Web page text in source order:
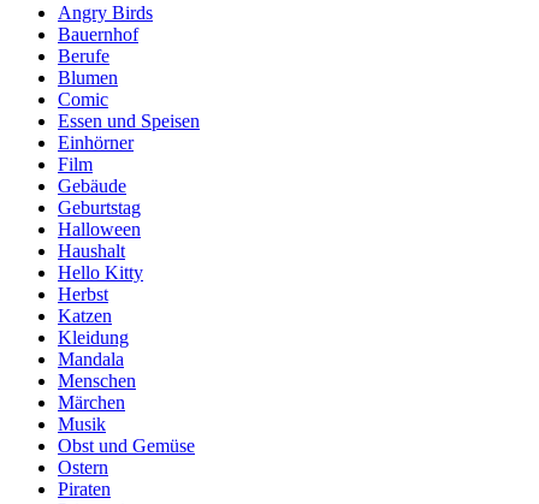
Angry Birds
Bauernhof
Berufe
Blumen
Comic
Essen und Speisen
Einhörner
Film
Gebäude
Geburtstag
Halloween
Haushalt
Hello Kitty
Herbst
Katzen
Kleidung
Mandala
Menschen
Märchen
Musik
Obst und Gemüse
Ostern
Piraten